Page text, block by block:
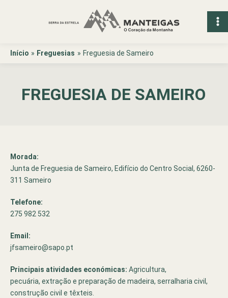
Início
Freguesias Freguesia de Sameiro
FREGUESIA DE SAMEIRO
Morada:
Junta de Freguesia de Sameiro, Edifício do Centro Social, 6260-
311 Sameiro
Telefone:
275 982 532
Email:
jfsameiro@sapo.pt
Principais atividades económicas: Agricultura,
pecuária, extração e preparação de madeira, serralharia civil,
construção civil e têxteis.